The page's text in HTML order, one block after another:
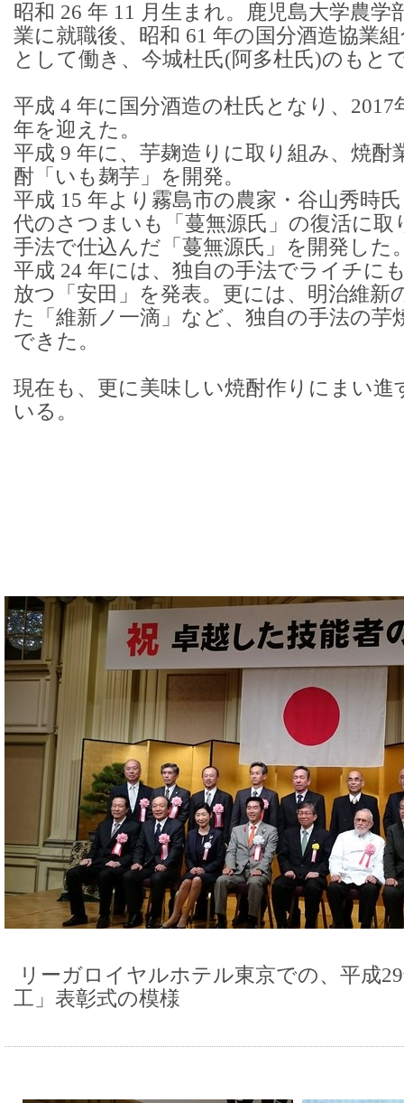
昭和 26 年 11 月生まれ。鹿児島大学農学
業に就職後、昭和 61 年の国分酒造協業
として働き、今城杜氏(阿多杜氏)のもと
平成 4 年に国分酒造の杜氏となり、2017
年を迎えた。
平成 9 年に、芋麹造りに取り組み、焼酎
酎「いも麹芋」を開発。
平成 15 年より霧島市の農家・谷山秀時
代のさつまいも「蔓無源氏」の復活に取
手法で仕込んだ「蔓無源氏」を開発した
平成 24 年には、独自の手法でライチに
放つ「安田」を発表。更には、明治維新
た「維新ノ一滴」など、独自の手法の芋
できた。
現在も、更に美味しい焼酎作りにまい進
いる。
リーガロイヤルホテル東京での、平成
工」表彰式の模様